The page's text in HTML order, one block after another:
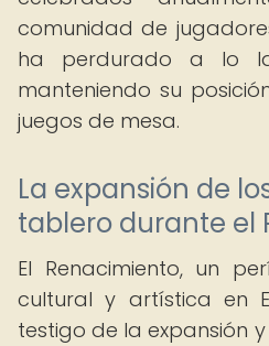
comunidad de
ha perdurado a lo
manteniendo su
juegos de mesa.
La expansión de
tablero durante el
El Renacimiento, un
cultural y artística en
testigo de la expansión